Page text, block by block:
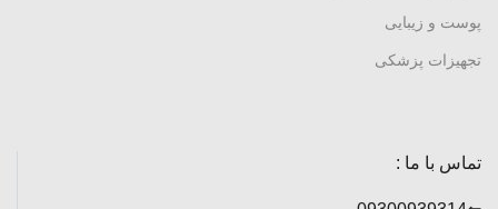
پوست و زیبایی
تجهیزات پزشکی
تماس با ما :